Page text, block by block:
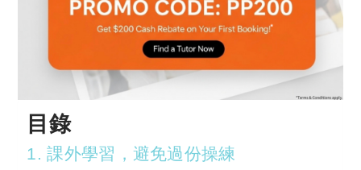
目錄
1. 課外學習，避免過份操練